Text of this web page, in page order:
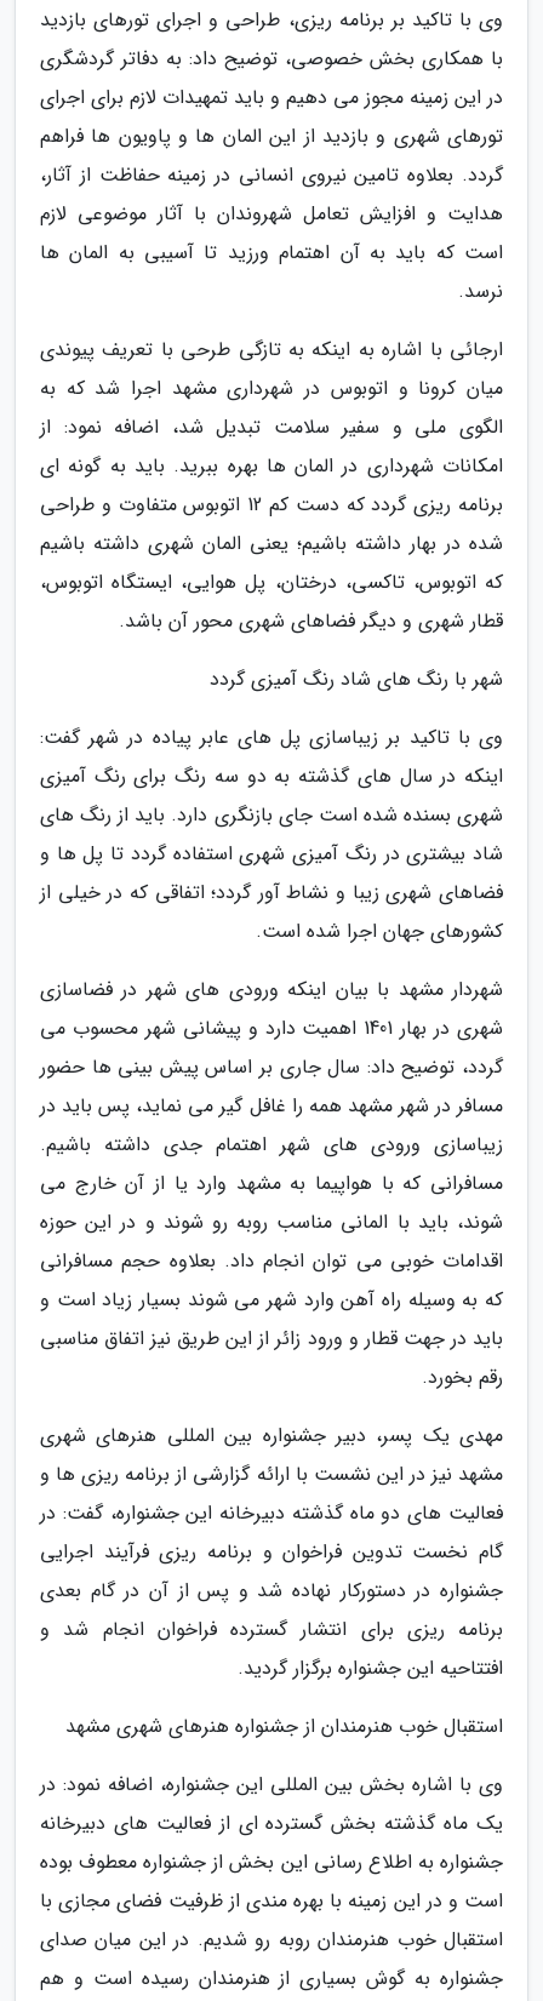
وی با تاکید بر برنامه ریزی، طراحی و اجرای تورهای بازدید
با همکاری بخش خصوصی، توضیح داد: به دفاتر گردشگری
در این زمینه مجوز می دهیم و باید تمهیدات لازم برای اجرای
تورهای شهری و بازدید از این المان ها و پاویون ها فراهم
گردد. بعلاوه تامین نیروی انسانی در زمینه حفاظت از آثار،
هدایت و افزایش تعامل شهروندان با آثار موضوعی لازم
است که باید به آن اهتمام ورزید تا آسیبی به المان ها
نرسد.
ارجائی با اشاره به اینکه به تازگی طرحی با تعریف پیوندی
میان کرونا و اتوبوس در شهرداری مشهد اجرا شد که به
الگوی ملی و سفیر سلامت تبدیل شد، اضافه نمود: از
امکانات شهرداری در المان ها بهره ببرید. باید به گونه ای
برنامه ریزی گردد که دست کم 12 اتوبوس متفاوت و طراحی
شده در بهار داشته باشیم؛ یعنی المان شهری داشته باشیم
که اتوبوس، تاکسی، درختان، پل هوایی، ایستگاه اتوبوس،
قطار شهری و دیگر فضاهای شهری محور آن باشد.
شهر با رنگ های شاد رنگ آمیزی گردد
وی با تاکید بر زیباسازی پل های عابر پیاده در شهر گفت:
اینکه در سال های گذشته به دو سه رنگ برای رنگ آمیزی
شهری بسنده شده است جای بازنگری دارد. باید از رنگ های
شاد بیشتری در رنگ آمیزی شهری استفاده گردد تا پل ها و
فضاهای شهری زیبا و نشاط آور گردد؛ اتفاقی که در خیلی از
کشورهای جهان اجرا شده است.
شهردار مشهد با بیان اینکه ورودی های شهر در فضاسازی
شهری در بهار 1401 اهمیت دارد و پیشانی شهر محسوب می
گردد، توضیح داد: سال جاری بر اساس پیش بینی ها حضور
مسافر در شهر مشهد همه را غافل گیر می نماید، پس باید در
زیباسازی ورودی های شهر اهتمام جدی داشته باشیم.
مسافرانی که با هواپیما به مشهد وارد یا از آن خارج می
شوند، باید با المانی مناسب روبه رو شوند و در این حوزه
اقدامات خوبی می توان انجام داد. بعلاوه حجم مسافرانی
که به وسیله راه آهن وارد شهر می شوند بسیار زیاد است و
باید در جهت قطار و ورود زائر از این طریق نیز اتفاق مناسبی
رقم بخورد.
مهدی یک پسر، دبیر جشنواره بین المللی هنرهای شهری
مشهد نیز در این نشست با ارائه گزارشی از برنامه ریزی ها و
فعالیت های دو ماه گذشته دبیرخانه این جشنواره، گفت: در
گام نخست تدوین فراخوان و برنامه ریزی فرآیند اجرایی
جشنواره در دستورکار نهاده شد و پس از آن در گام بعدی
برنامه ریزی برای انتشار گسترده فراخوان انجام شد و
افتتاحیه این جشنواره برگزار گردید.
استقبال خوب هنرمندان از جشنواره هنرهای شهری مشهد
وی با اشاره بخش بین المللی این جشنواره، اضافه نمود: در
یک ماه گذشته بخش گسترده ای از فعالیت های دبیرخانه
جشنواره به اطلاع رسانی این بخش از جشنواره معطوف بوده
است و در این زمینه با بهره مندی از ظرفیت فضای مجازی با
استقبال خوب هنرمندان روبه رو شدیم. در این میان صدای
جشنواره به گوش بسیاری از هنرمندان رسیده است و هم